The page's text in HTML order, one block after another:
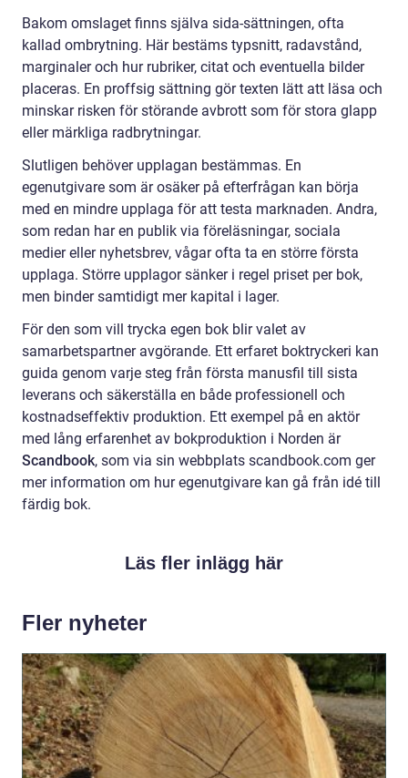
Bakom omslaget finns själva sida-sättningen, ofta
kallad ombrytning. Här bestäms typsnitt, radavstånd,
marginaler och hur rubriker, citat och eventuella bilder
placeras. En proffsig sättning gör texten lätt att läsa och
minskar risken för störande avbrott som för stora glapp
eller märkliga radbrytningar.
Slutligen behöver upplagan bestämmas. En
egenutgivare som är osäker på efterfrågan kan börja
med en mindre upplaga för att testa marknaden. Andra,
som redan har en publik via föreläsningar, sociala
medier eller nyhetsbrev, vågar ofta ta en större första
upplaga. Större upplagor sänker i regel priset per bok,
men binder samtidigt mer kapital i lager.
För den som vill trycka egen bok blir valet av
samarbetspartner avgörande. Ett erfaret boktryckeri kan
guida genom varje steg från första manusfil till sista
leverans och säkerställa en både professionell och
kostnadseffektiv produktion. Ett exempel på en aktör
med lång erfarenhet av bokproduktion i Norden är
Scandbook, som via sin webbplats scandbook.com ger
mer information om hur egenutgivare kan gå från idé till
färdig bok.
Läs fler inlägg här
Fler nyheter